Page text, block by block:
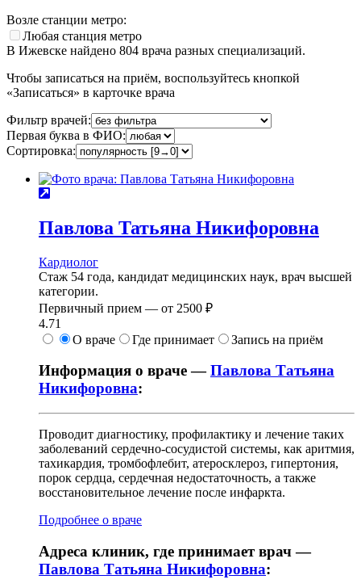
Возле станции метро:
Любая станция метро
В Ижевске найдено 804 врача разных специализаций.
Чтобы записаться на приём, воспользуйтесь кнопкой
«Записаться» в карточке врача
Фильтр врачей:
Первая буква в ФИО:
Сортировка:
Павлова Татьяна Никифоровна
Кардиолог
Стаж 54 года, кандидат медицинских наук, врач высшей
категории.
Первичный прием — от 2500 ₽
4.71
О враче
Где принимает Запись на приём
Информация о враче —Павлова Татьяна
Никифоровна:
Проводит диагностику, профилактику и лечение таких
заболеваний сердечно-сосудистой системы, как аритмия,
тахикардия, тромбофлебит, атеросклероз, гипертония,
порок сердца, сердечная недостаточность, а также
восстановительное лечение после инфаркта.
Подробнее о враче
Адреса клиник, где принимает врач —
Павлова Татьяна Никифоровна: